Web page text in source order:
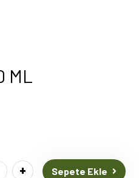
ML
+ Sepete Ekle